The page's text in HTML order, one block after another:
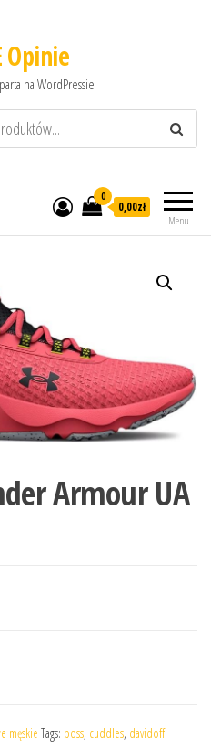
Opinie
na WordPressie
Menu
0
0,00zł
Armour UA
męskie Tags: boss, cuddles, davidoff